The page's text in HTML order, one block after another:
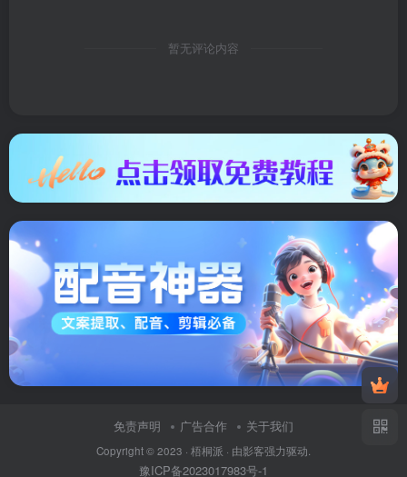
暂无评论内容
免责声明 广告合作 关于我们
Copyright © 2023 · 梧桐派 · 由影客强力驱动.
豫ICP备2023017983号-1